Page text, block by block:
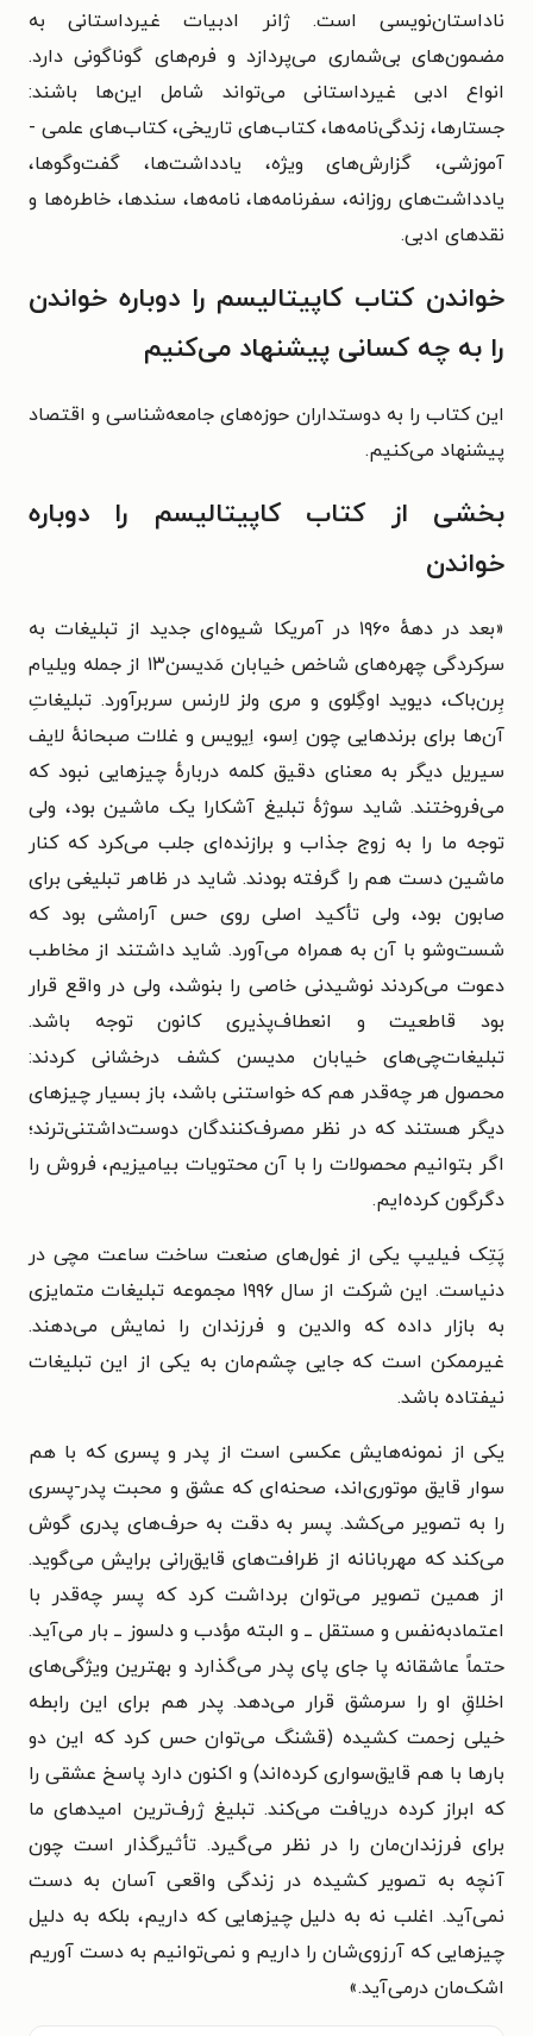
ناداستان‌نویسی است. ژانر ادبیات غیرداستانی به
مضمون‌های بی‌شماری می‌پردازد و فرم‌های گوناگونی دارد.
انواع ادبی غیرداستانی می‌تواند شامل این‌ها باشند:
جستارها، زندگی‌نامه‌ها، کتاب‌های تاریخی، کتاب‌های علمی -
آموزشی، گزارش‌های ویژه، یادداشت‌ها، گفت‌وگوها،
یادداشت‌های روزانه، سفرنامه‌ها، نامه‌ها، سندها، خاطره‌ها و
نقدهای ادبی.
خواندن کتاب کاپیتالیسم را دوباره خواندن
را به چه کسانی پیشنهاد می‌کنیم
این کتاب را به دوستداران حوزه‌های جامعه‌شناسی و اقتصاد
پیشنهاد می‌کنیم.
بخشی از کتاب کاپیتالیسم را دوباره
خواندن
«
بعد در دههٔ ۱۹۶۰ در آمریکا شیوه‌ای جدید از تبلیغات به
سرکردگی چهره‌های شاخص خیابان مَدیسن۱۳ از جمله ویلیام
بِرن‌باک، دیوید اوگِلوی و مری ولز لارنس سربرآورد. تبلیغاتِ
آن‌ها برای برندهایی چون اِسو، اِیویس و غلات صبحانهٔ لایف
سیریل دیگر به معنای دقیق کلمه دربارهٔ چیزهایی نبود که
می‌فروختند. شاید سوژهٔ تبلیغ آشکارا یک ماشین بود، ولی
توجه ما را به زوج جذاب و برازنده‌ای جلب می‌کرد که کنار
ماشین دست هم را گرفته بودند. شاید در ظاهر تبلیغی برای
صابون بود، ولی تأکید اصلی روی حس آرامشی بود که
شست‌وشو با آن به همراه می‌آورد. شاید داشتند از مخاطب
دعوت می‌کردند نوشیدنی خاصی را بنوشد، ولی در واقع قرار
بود قاطعیت و انعطاف‌پذیری کانون توجه باشد.
تبلیغات‌چی‌های خیابان مدیسن کشف درخشانی کردند:
محصول هر چه‌قدر هم که خواستنی باشد، باز بسیار چیزهای
دیگر هستند که در نظر مصرف‌کنندگان دوست‌داشتنی‌ترند؛
اگر بتوانیم محصولات را با آن محتویات بیامیزیم، فروش را
دگرگون کرده‌ایم.
پَتِک فیلیپ یکی از غول‌های صنعت ساخت ساعت مچی در
دنیاست. این شرکت از سال ۱۹۹۶ مجموعه تبلیغات متمایزی
به بازار داده که والدین و فرزندان را نمایش می‌دهند.
غیرممکن است که جایی چشم‌مان به یکی از این تبلیغات
نیفتاده باشد.
یکی از نمونه‌هایش عکسی است از پدر و پسری که با هم
سوار قایق موتوری‌اند، صحنه‌ای که عشق و محبت پدر-پسری
را به تصویر می‌کشد. پسر به دقت به حرف‌های پدری گوش
می‌کند که مهربانانه از ظرافت‌های قایق‌رانی برایش می‌گوید.
از همین تصویر می‌توان برداشت کرد که پسر چه‌قدر با
اعتمادبه‌نفس و مستقل ــ و البته مؤدب و دلسوز ــ بار می‌آید.
حتماً عاشقانه پا جای پای پدر می‌گذارد و بهترین ویژگی‌های
اخلاقِ او را سرمشق قرار می‌دهد. پدر هم برای این رابطه
خیلی زحمت کشیده (قشنگ می‌توان حس کرد که این دو
بارها با هم قایق‌سواری کرده‌اند) و اکنون دارد پاسخ عشقی را
که ابراز کرده دریافت می‌کند. تبلیغ ژرف‌ترین امیدهای ما
برای فرزندان‌مان را در نظر می‌گیرد. تأثیرگذار است چون
آنچه به تصویر کشیده در زندگی واقعی آسان به دست
نمی‌آید. اغلب نه به دلیل چیزهایی که داریم، بلکه به دلیل
چیزهایی که آرزوی‌شان را داریم و نمی‌توانیم به دست آوریم
اشک‌مان درمی‌آید.»